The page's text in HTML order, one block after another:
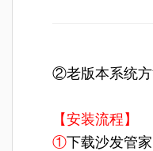
②老版本系统方
【安装流程】
①下载沙发管